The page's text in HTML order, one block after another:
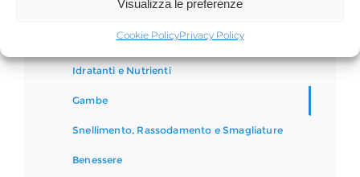
Visualizza le preferenze
Cookie PolicyPrivacy Policy
Detergenti – Esfolianti
Idratanti e Nutrienti
Gambe
Snellimento, Rassodamento e Smagliature
Benessere